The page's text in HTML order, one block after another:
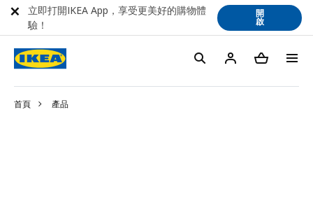
首頁 產品
立即打開IKEA App，享受更美好的購物體
驗！
開
啟